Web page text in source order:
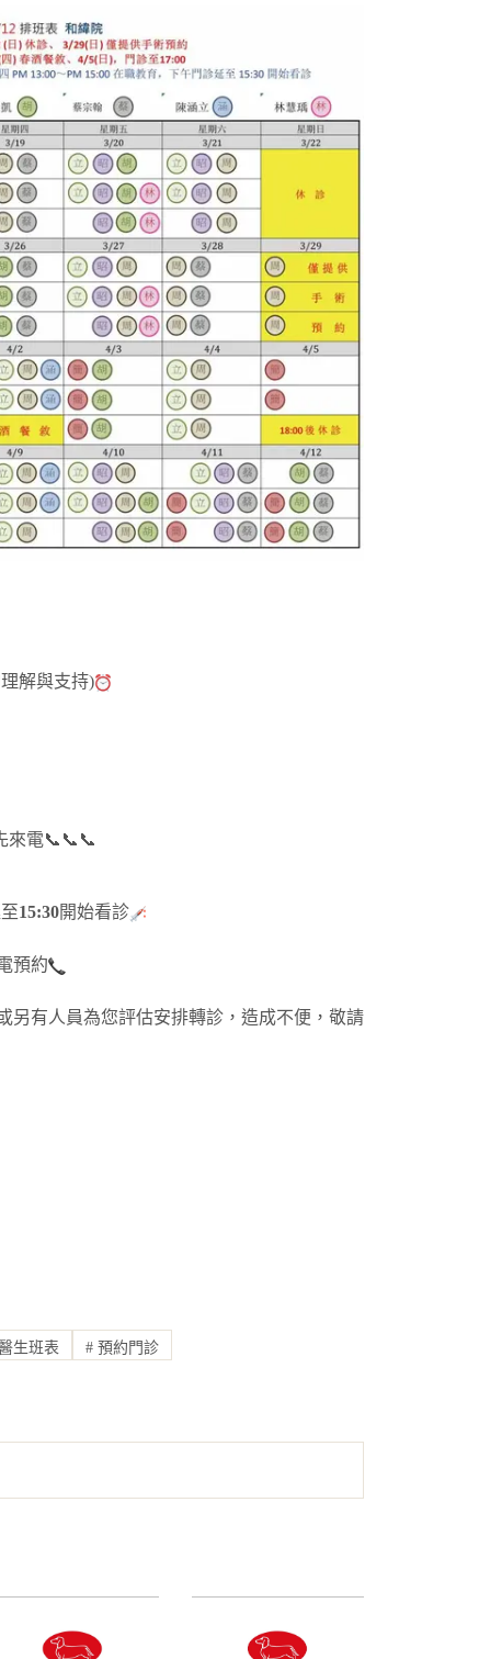
解與支持)
來電📞📞📞
15:30開始看診
預約
有人員為您評估安排轉診，造成不便，敬請
生班表 #預約門診